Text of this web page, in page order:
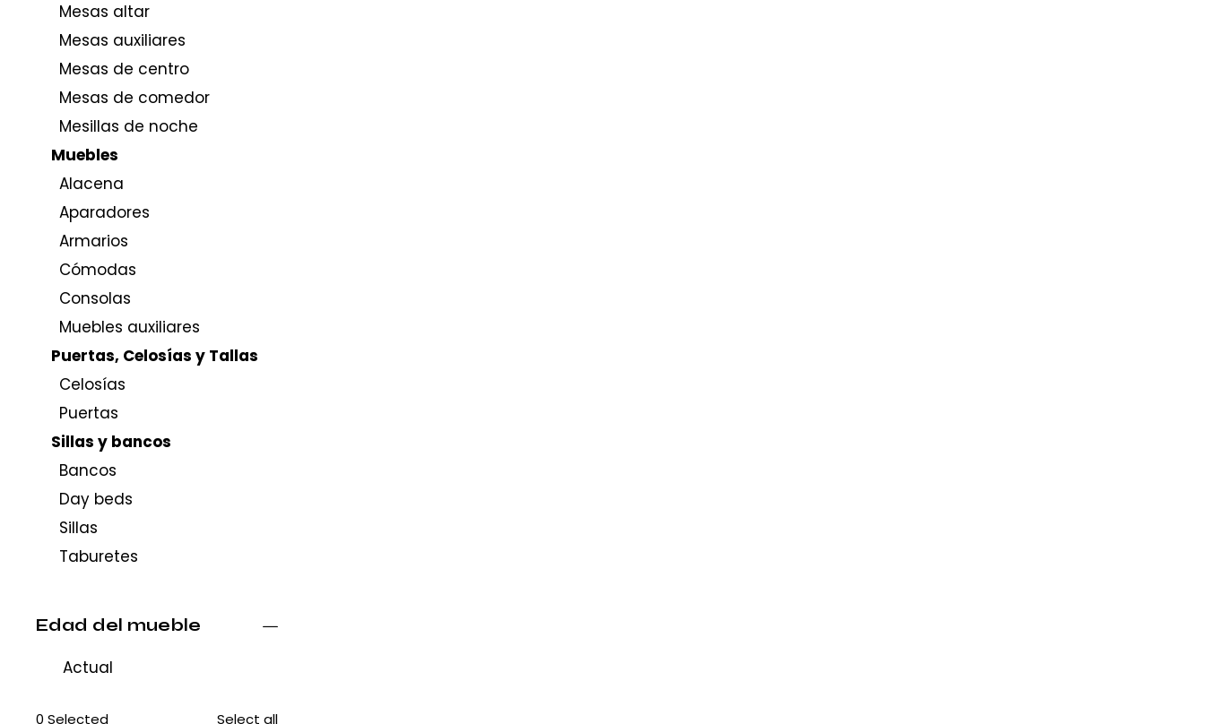
Mesas altar
Mesas auxiliares
Mesas de centro
Mesas de comedor
Mesillas de noche
Muebles
Alacena
Aparadores
Armarios
Cómodas
Consolas
Muebles auxiliares
Puertas, Celosías y Tallas
Celosías
Puertas
Sillas y bancos
Bancos
Day beds
Sillas
Taburetes
Edad del mueble
Actual
0 Selected Select all